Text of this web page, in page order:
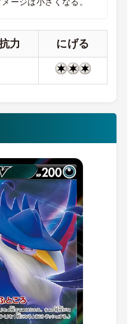
力 にげる